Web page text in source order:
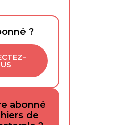
?
abonné
de